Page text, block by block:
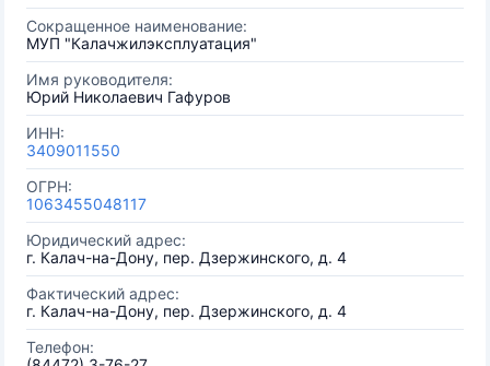
Сокращенное наименование:
МУП "Калачжилэксплуатация"
Имя руководителя:
Юрий Николаевич Гафуров
ИНН:
3409011550
ОГРН:
1063455048117
Юридический адрес:
г. Калач-на-Дону, пер. Дзержинского, д. 4
Фактический адрес:
г. Калач-на-Дону, пер. Дзержинского, д. 4
Телефон: